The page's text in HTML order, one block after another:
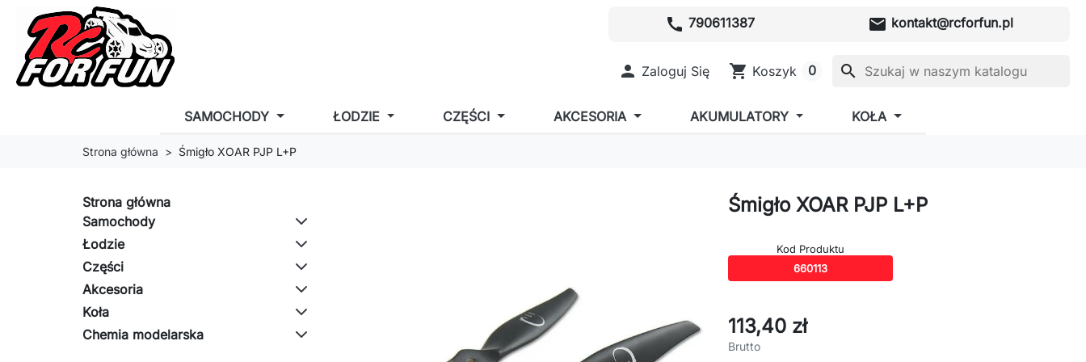
call 790611387 mail kontakt@rcforfun.pl
 Zaloguj Się shopping_cart Koszyk 0 search
SAMOCHODY ŁODZIE CZĘŚCI AKCESORIA AKUMULATORY KOŁA
Strona główna Śmigło XOAR PJP L+P
Strona główna
Samochody
Łodzie
Części
Akcesoria
Koła
Chemia modelarska
Śmigło XOAR PJP L+P
Kod Produktu
660113
113,40 zł
Brutto